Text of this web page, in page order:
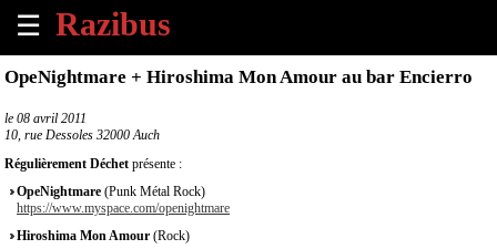
☰
×
Tous
évènements
à
venir
OpeNightmare + Hiroshima Mon Amour au bar Encierro
le 08 avril 2011
10, rue Dessoles 32000 Auch
Régulièrement Déchet présente :
OpeNightmare (Punk Métal Rock)
https://www.myspace.com/openightmare
Hiroshima Mon Amour (Rock)